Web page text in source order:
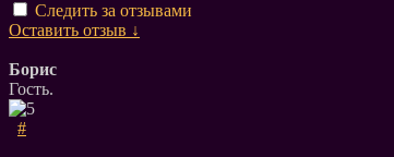
Следить за отзывами
Оставить отзыв ↓
Борис
Гость.
#